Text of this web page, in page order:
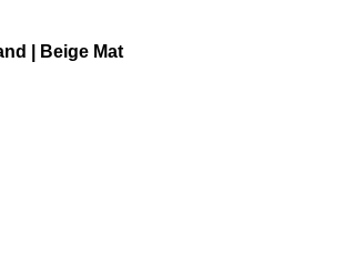
| Beige Mat